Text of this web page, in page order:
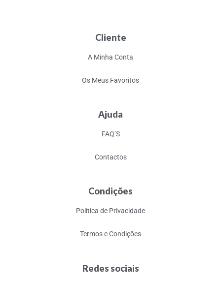
Cliente
A Minha Conta
Os Meus Favoritos
Ajuda
FAQ’S
Contactos
Condições
Política de Privacidade
Termos e Condições
Redes sociais